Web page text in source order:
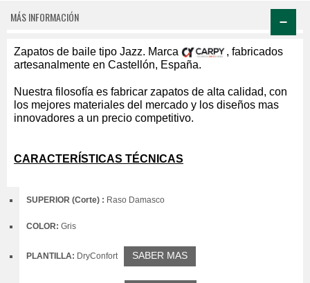
MÁS INFORMACIÓN
Zapatos de baile tipo Jazz. Marca
, fabricados
artesanalmente en Castellón, España.
Nuestra filosofía es fabricar zapatos de alta calidad, con
los mejores materiales del mercado y los diseños mas
innovadores a un precio competitivo.
CARACTERÍSTICAS TÉCNICAS
SUPERIOR (Corte) : Raso Damasco
COLOR: Gris
PLANTILLA: DryConfort SABER MAS